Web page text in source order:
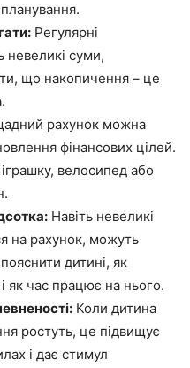
Регулярні
невеликі суми,
що накопичення – це
рахунок можна
фінансових цілей.
велосипед або
Навіть невеликі
на рахунок, можуть
дитині, як
як час працює на нього.
Коли дитина
ростуть, це підвищує
і дає стимул